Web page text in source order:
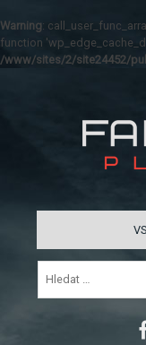
Warning:
function
/www/sites/2/site24452/